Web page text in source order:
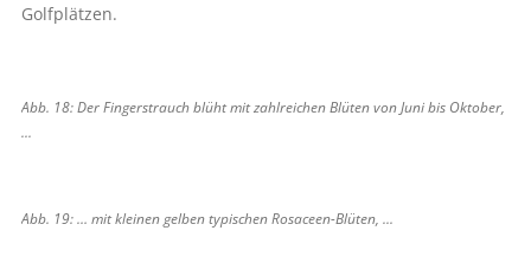
Golfplätzen.
Abb. 18: Der Fingerstrauch blüht mit zahlreichen Blüten von Juni bis Oktober,
...
Abb. 19: … mit kleinen gelben typischen Rosaceen-Blüten, ...